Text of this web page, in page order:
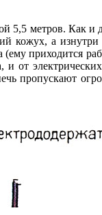
5,5 метров. Как и
кожух, а
приходится
и от
пропускают